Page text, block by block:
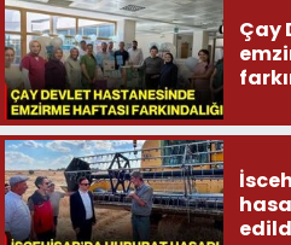
Çay